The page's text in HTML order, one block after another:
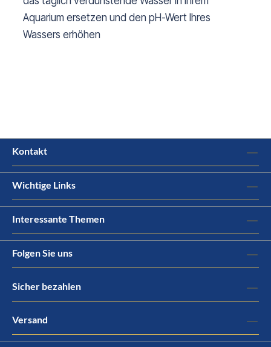
Aquarium ersetzen und den pH-Wert Ihres
Wassers erhöhen
Kontakt
Wichtige Links
Interessante Themen
Folgen Sie uns
Sicher bezahlen
Versand